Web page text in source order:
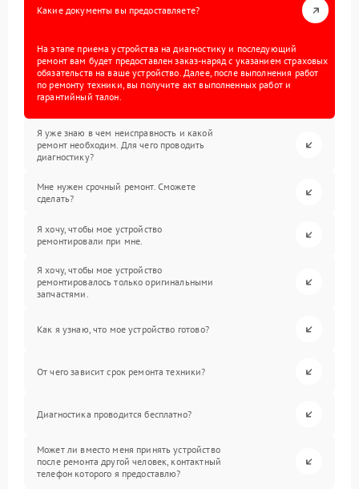
Какие документы вы предоставляете?
На этапе приема устройства на диагностику и последующий
ремонт вам будет предоставлен заказ-наряд с указанием страховых
обязательств на ваше устройство. Далее, после выполнения работ
по ремонту техники, вы получите акт выполненных работ и
гарантийный талон.
Я уже знаю в чем неисправность и какой
ремонт необходим. Для чего проводить
диагностику?
Мне нужен срочный ремонт. Сможете
сделать?
Я хочу, чтобы мое устройство
ремонтировали при мне.
Я хочу, чтобы мое устройство
ремонтировалось только оригинальными
запчастями.
Как я узнаю, что мое устройство готово?
От чего зависит срок ремонта техники?
Диагностика проводится бесплатно?
Может ли вместо меня принять устройство
после ремонта другой человек, контактный
телефон которого я предоставлю?